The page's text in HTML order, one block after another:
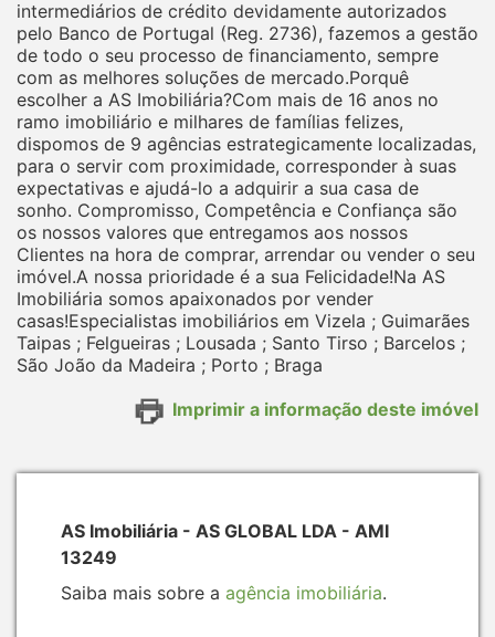
intermediários de crédito devidamente autorizados
pelo Banco de Portugal (Reg. 2736), fazemos a gestão
de todo o seu processo de financiamento, sempre
com as melhores soluções de mercado.Porquê
escolher a AS Imobiliária?Com mais de 16 anos no
ramo imobiliário e milhares de famílias felizes,
dispomos de 9 agências estrategicamente localizadas,
para o servir com proximidade, corresponder à suas
expectativas e ajudá-lo a adquirir a sua casa de
sonho. Compromisso, Competência e Confiança são
os nossos valores que entregamos aos nossos
Clientes na hora de comprar, arrendar ou vender o seu
imóvel.A nossa prioridade é a sua Felicidade!Na AS
Imobiliária somos apaixonados por vender
casas!Especialistas imobiliários em Vizela ; Guimarães
Taipas ; Felgueiras ; Lousada ; Santo Tirso ; Barcelos ;
São João da Madeira ; Porto ; Braga
Imprimir a informação deste imóvel
AS Imobiliária - AS GLOBAL LDA - AMI
13249
Saiba mais sobre a agência imobiliária.